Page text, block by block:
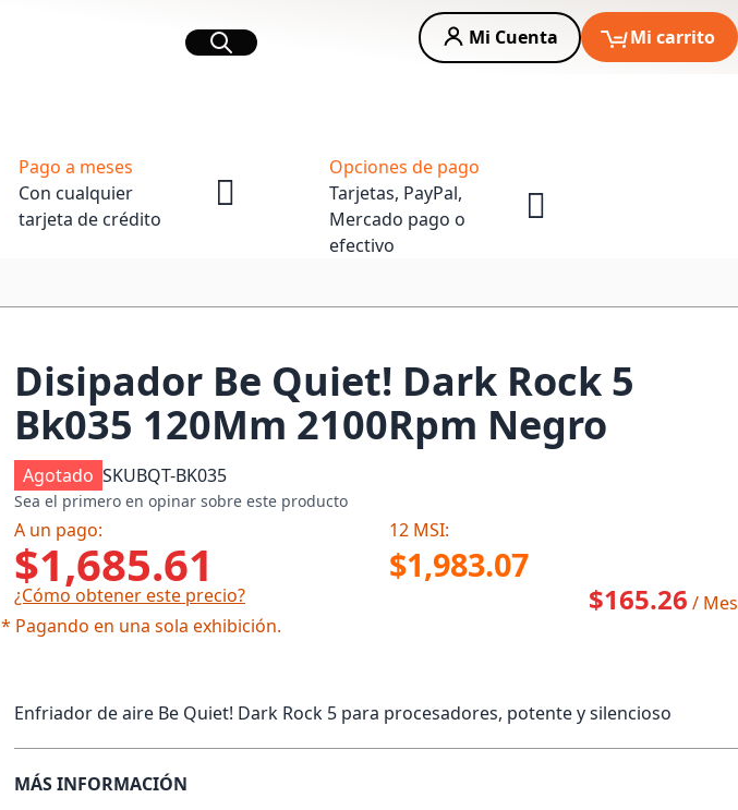
Buscar
Mi Cuenta Mi carrito
Pago a meses
Con cualquier
tarjeta de crédito
Opciones de pago
Tarjetas, PayPal,
Mercado pago o
efectivo
Disipador Be Quiet! Dark Rock 5
Bk035 120Mm 2100Rpm Negro
Agotado SKUBQT-BK035
Sea el primero en opinar sobre este producto
A un pago: 12 MSI:
$1,685.61 $1,983.07
¿Cómo obtener este precio?
* Pagando en una sola exhibición.
$165.26 / Mes
Enfriador de aire Be Quiet! Dark Rock 5 para procesadores, potente y silencioso
MÁS INFORMACIÓN